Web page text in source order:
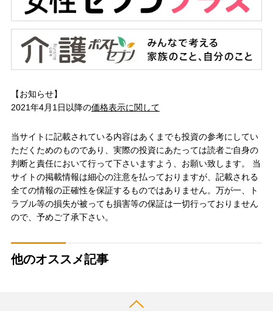
【お知らせ】
2021年4月1日以降の価格表示に関して
当サイトに記載されている内容はあくまでも投資の参考にしてい
ただくためのものであり、実際の投資にあたっては読者ご自身の
判断と責任において行って下さいますよう、お願い致します。 当
サイトの掲載情報は細心の注意を払っておりますが、記載される
全ての情報の正確性を保証するものではありません。万が一、ト
ラブル等の損失が被っても損害等の保証は一切行っておりません
ので、予めご了承下さい。
他のオススメ記事